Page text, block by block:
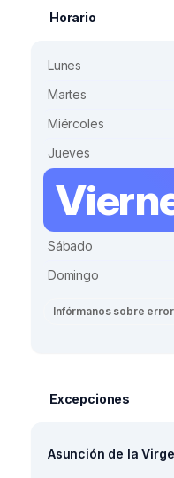
Horario
Lunes
Martes
Miércoles
Jueves
Sábado
Domingo
Infórmanos sobre
Excepciones
Asunción de la